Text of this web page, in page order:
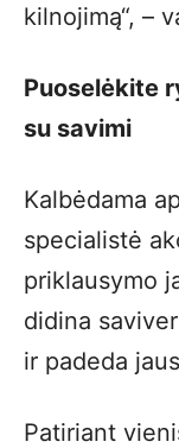
kilnojimą“, –
Puoselėkite
su savimi
Kalbėdama
specialistė
priklausymo
didina
ir padeda
Patiriant